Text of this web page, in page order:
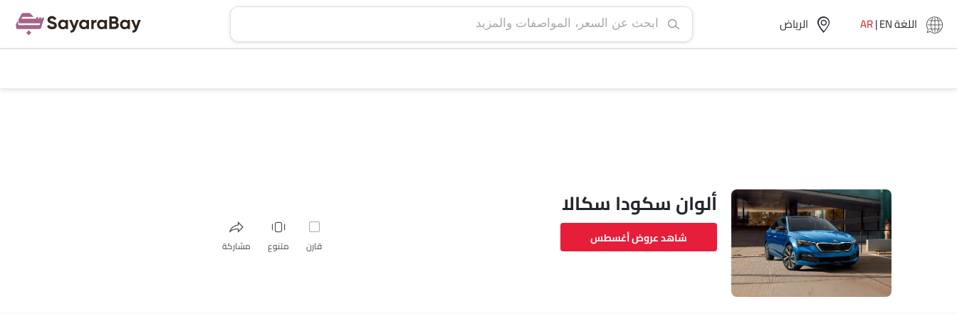
الرياض‎ اللغةEN
|
AR
ألوان سكودا سكالا
شاهد عروض أغسطس قارن متنوع مشاركة